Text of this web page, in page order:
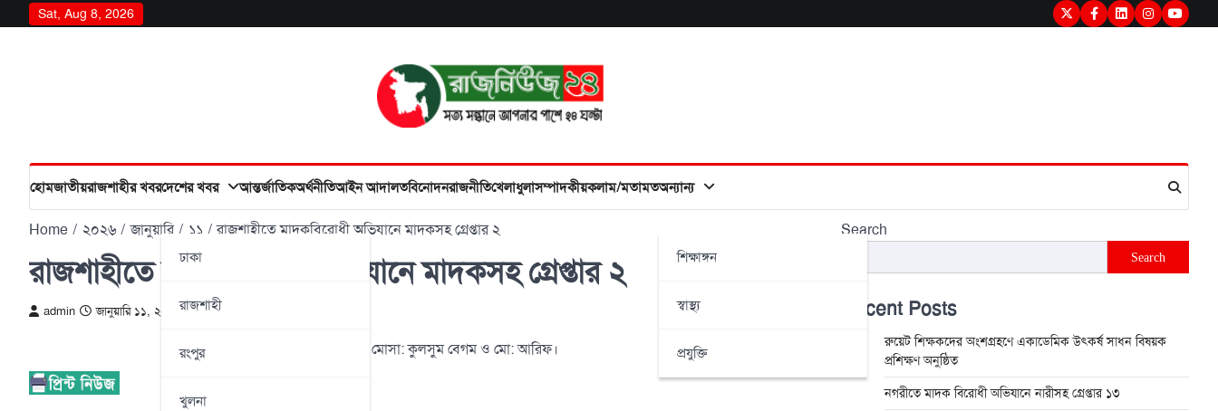
to
Sat, Aug 8, 2026 TwitterFacebook
LinkedInInstagram
হোমজাতীয়রাজশাহীর খবরদেশের খবর
ঢাকা
রাজশাহী
রংপুর
খুলনা
আন্তর্জাতিকঅর্থনীতিআইন আদালতবিনোদনরাজনীতিখেলাধুলাসম্পাদকীয়কলাম/মতামতঅন্যান্য
শিক্ষাঙ্গন
স্বাস্থ্য
প্রযুক্তি
Home ২০২৬ জানুয়ারি ১১ রাজশাহীতে মাদকবিরোধী অভিযানে মাদকসহ গ্রেপ্তার ২
রাজশাহীতে মাদকবিরোধী অভিযানে মাদকসহ গ্রেপ্তার ২
admin জানুয়ারি ১১, ২০২৬
মাদকসহ গ্রেপ্তার মোসা: কুলসুম বেগম ও মো: আরিফ।
Search
Search
Recent Posts
রুয়েট শিক্ষকদের অংশগ্রহণে একাডেমিক উৎকর্ষ সাধন বিষয়ক
প্রশিক্ষণ অনুষ্ঠিত
নগরীতে মাদক বিরোধী অভিযানে নারীসহ গ্রেপ্তার ১৩